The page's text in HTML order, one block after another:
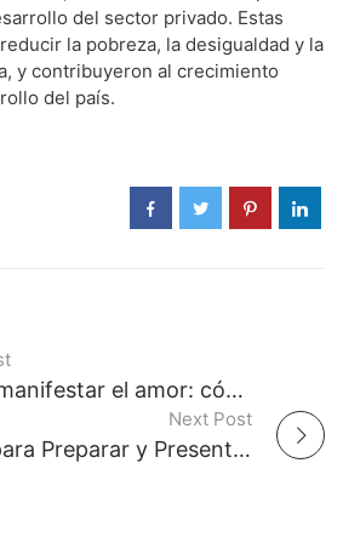
del sector privado. Estas
la pobreza, la desigualdad y la
y contribuyeron al crecimiento
del país.
El arte de manifestar el amor: cómo los hechizos de amor de Alicia Collado pueden ayudarte a encontrar a tu alma gemela
Next Post
Consejos para Preparar y Presentar tus Platos de Hechizo de Amor